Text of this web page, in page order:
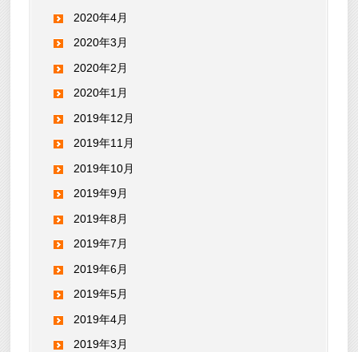
2020年4月
2020年3月
2020年2月
2020年1月
2019年12月
2019年11月
2019年10月
2019年9月
2019年8月
2019年7月
2019年6月
2019年5月
2019年4月
2019年3月